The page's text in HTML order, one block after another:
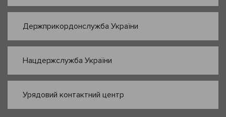
Держприкордонслужба України
Нацдержслужба України
Урядовий контактний центр